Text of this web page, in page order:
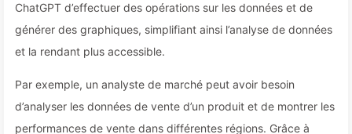
ChatGPT d’effectuer des opérations sur les données et de
générer des graphiques, simplifiant ainsi l’analyse de données
et la rendant plus accessible.
Par exemple, un analyste de marché peut avoir besoin
d’analyser les données de vente d’un produit et de montrer les
performances de vente dans différentes régions. Grâce à